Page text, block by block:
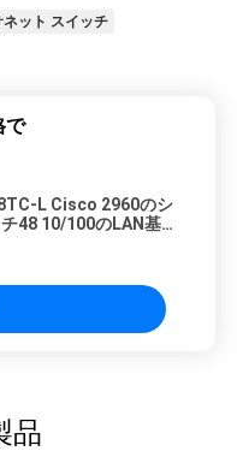
ット スイッチ
で
L Cisco 2960のシ
48 10/100のLAN基
品